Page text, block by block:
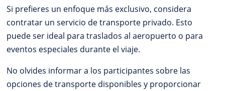
Si prefieres un enfoque más exclusivo, considera
contratar un servicio de transporte privado. Esto
puede ser ideal para traslados al aeropuerto o para
eventos especiales durante el viaje.
No olvides informar a los participantes sobre las
opciones de transporte disponibles y proporcionar